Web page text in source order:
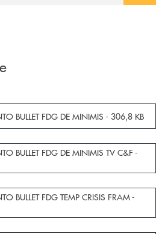
una nuova finestra
BULLET FDG DE MINIMIS - 306,8 KB
una nuova finestra
BULLET FDG DE MINIMIS TV C&F -
una nuova finestra
BULLET FDG TEMP CRISIS FRAM -